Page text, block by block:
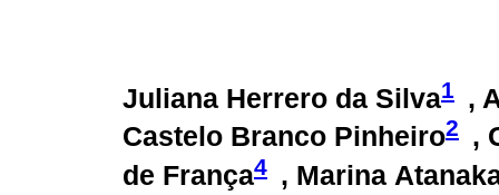
Juliana Herrero da Silva1 ,
Castelo Branco Pinheiro2
,
de França4 , Marina